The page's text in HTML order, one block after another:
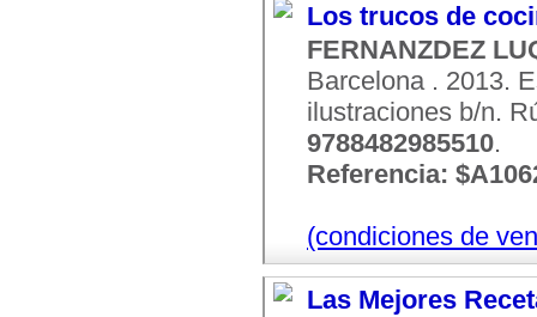
Los trucos de
FERNANZDEZ
Barcelona . 2013.
ilustraciones b/n.
9788482985510.
Referencia:
(condiciones de
Las Mejores